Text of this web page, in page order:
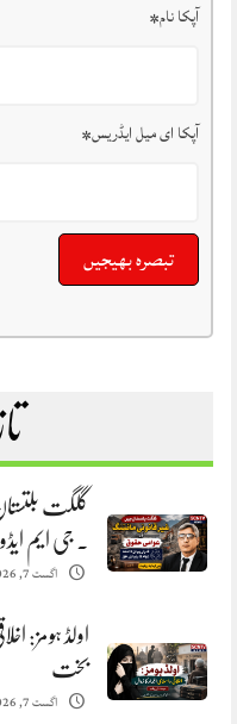
آپکا نام*
آپکا ای میل ایڈریس*
گلگت
. جی ایم
اگست 7, 2026
اولڈ ہومز:
بخت
اگست 7, 2026